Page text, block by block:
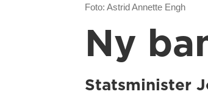
Foto: Astrid Annette Engh
Ny
Statsminister